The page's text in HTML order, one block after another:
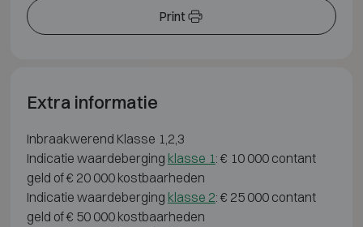
Print
Extra informatie
Inbraakwerend Klasse 1,2,3
Indicatie waardeberging klasse 1: € 10 000 contant
geld of € 20 000 kostbaarheden
Indicatie waardeberging klasse 2: € 25 000 contant
geld of € 50 000 kostbaarheden